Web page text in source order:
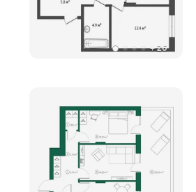
+26